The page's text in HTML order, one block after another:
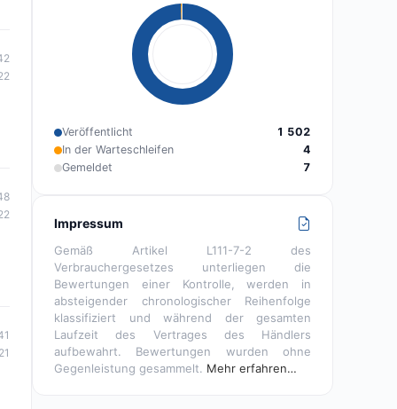
Veröffentlicht
1 502
In der Warteschleifen
4
Gemeldet
7
Impressum
Gemäß Artikel L111-7-2 des
Verbrauchergesetzes unterliegen die
Bewertungen einer Kontrolle, werden in
absteigender chronologischer Reihenfolge
klassifiziert und während der gesamten
Laufzeit des Vertrages des Händlers
aufbewahrt. Bewertungen wurden ohne
Gegenleistung gesammelt. Mehr erfahren…